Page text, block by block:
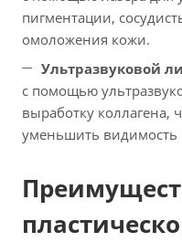
пигментации,
омоложения кожи.
Ультразвуковой
с помощью
выработку коллагена,
уменьшить